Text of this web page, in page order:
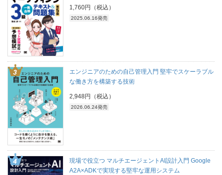
1,760円（税込）
2025.06.16発売
エンジニアのための自己管理入門 堅牢でスケーラブル
な働き方を構築する技術
2,948円（税込）
2026.06.24発売
現場で役立つ マルチエージェントAI設計入門 Google
A2A×ADKで実現する堅牢な運用システム